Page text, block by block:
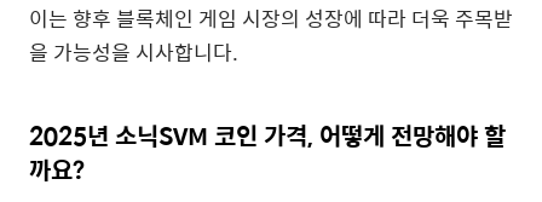
이는 향후 블록체인 게임 시장의 성장에 따라 더욱 주목받
을 가능성을 시사합니다.
2025년 소닉SVM 코인 가격, 어떻게 전망해야 할
까요?